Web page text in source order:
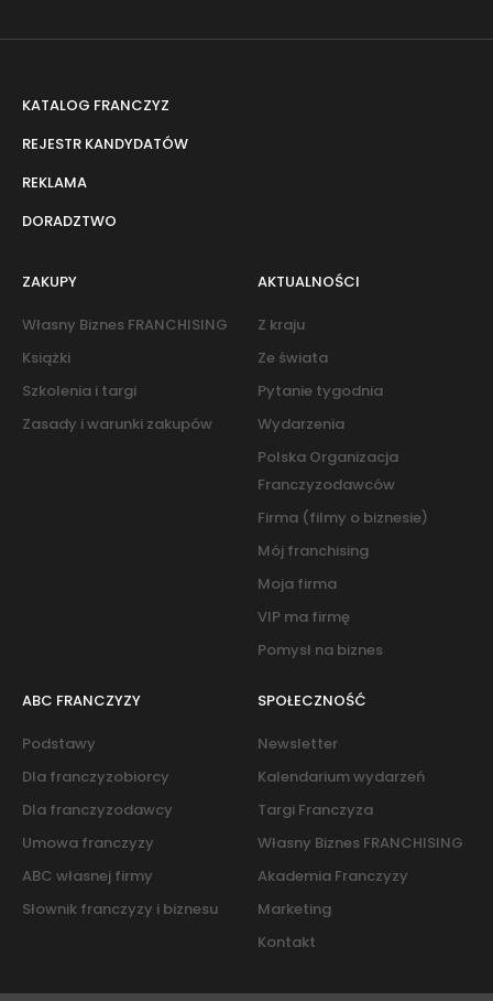
KATALOG FRANCZYZ
REJESTR KANDYDATÓW
REKLAMA
DORADZTWO
ZAKUPY
Własny Biznes FRANCHISING
Książki
Szkolenia i targi
Zasady i warunki zakupów
AKTUALNOŚCI
Z kraju
Ze świata
Pytanie tygodnia
Wydarzenia
Polska Organizacja
Franczyzodawców
Firma (filmy o biznesie)
Mój franchising
Moja firma
VIP ma firmę
Pomysł na biznes
ABC FRANCZYZY
Podstawy
Dla franczyzobiorcy
Dla franczyzodawcy
Umowa franczyzy
ABC własnej firmy
Słownik franczyzy i biznesu
SPOŁECZNOŚĆ
Newsletter
Kalendarium wydarzeń
Targi Franczyza
Własny Biznes FRANCHISING
Akademia Franczyzy
Marketing
Kontakt